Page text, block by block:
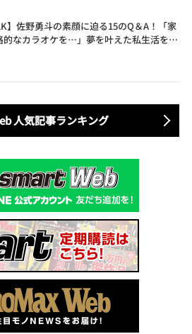
】佐野勇斗の素顔に迫る15のQ＆A！「家
的なカラオケを…」夢を叶えた私生活を公
人気記事ランキング